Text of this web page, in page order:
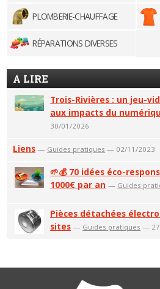
PLOMBERIE-CHAUFFAGE
RÉPARATIONS DIVERSES
A LIRE
Trois-Rivières : un jeu-
aux impacts du
30/01/2026
Liens — Guides pratiques — 02/11/2023
🌱💰 70 idées éco-
1000€ par an — Guides
Pièces détachées
sites — Guides pratiques —